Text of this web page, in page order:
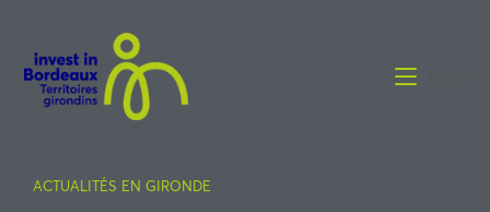
ACTUALITÉS EN GIRONDE